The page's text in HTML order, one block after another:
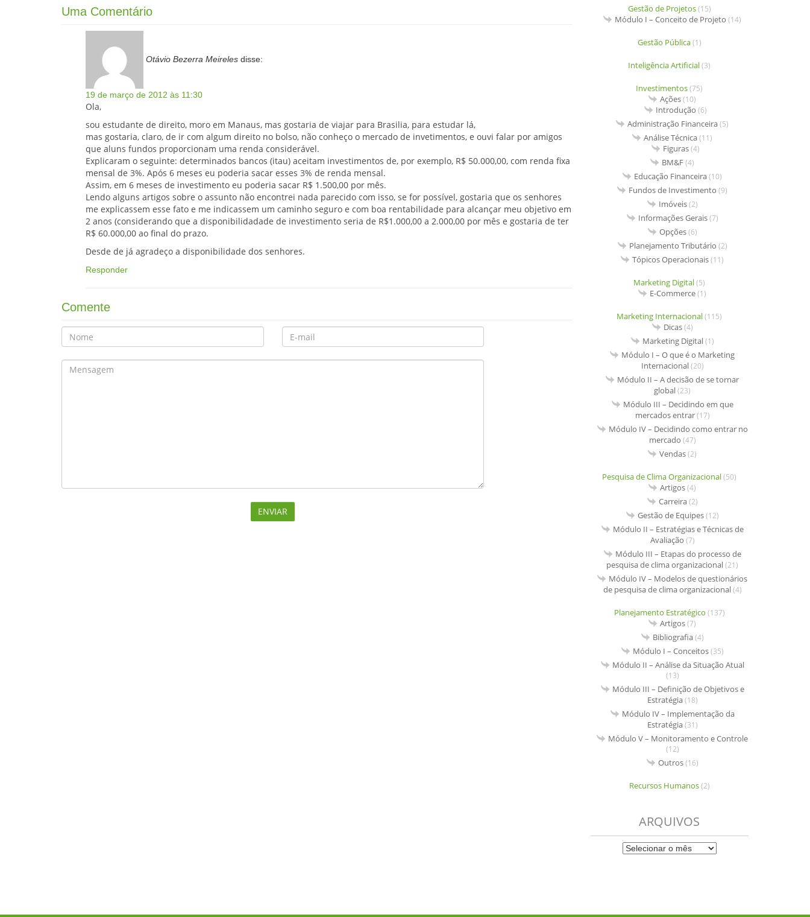
Uma Comentário
Otávio Bezerra Meireles disse:
19 de março de 2012 às 11:30
Ola,
sou estudante de direito, moro em Manaus, mas gostaria de viajar para Brasilia, para estudar lá,
mas gostaria, claro, de ir com algum direito no bolso, não conheço o mercado de invetimentos, e ouvi falar por amigos
que aluns fundos proporcionam uma renda considerável.
Explicaram o seguinte: determinados bancos (itau) aceitam investimentos de, por exemplo, R$ 50.000,00, com renda fixa
mensal de 3%. Após 6 meses eu poderia sacar esses 3% de renda mensal.
Assim, em 6 meses de investimento eu poderia sacar R$ 1.500,00 por mês.
Lendo alguns artigos sobre o assunto não encontrei nada parecido com isso, se for possível, gostaria que os senhores
me explicassem esse fato e me indicassem um caminho seguro e com boa rentabilidade para alcançar meu objetivo em
2 anos (considerando que a disponibilidadade de investimento seria de R$1.000,00 a 2.000,00 por mês e gostaria de ter
R$ 60.000,00 ao final do prazo.
Desde de já agradeço a disponibilidade dos senhores.
Responder
Comente
Gestão de Projetos(15)
Módulo I – Conceito de Projeto (14)
Gestão Pública(1)
Inteligência Artificial(3)
Investimentos(75)
Ações(10)
Introdução (6)
Administração Financeira(5)
Análise Técnica(11)
Figuras(4)
BM&F(4)
Educação Financeira(10)
Fundos de Investimento (9)
Imóveis(2)
Informações Gerais(7)
Opções(6)
Planejamento Tributário (2)
Tópicos Operacionais(11)
Marketing Digital(5)
E-Commerce(1)
Marketing Internacional(115)
Dicas(4)
Marketing Digital(1)
Módulo I – O que é o Marketing
Internacional(20)
Módulo II – A decisão de se tornar
global(23)
Módulo III – Decidindo em que
mercados entrar(17)
Módulo IV – Decidindo como entrar no
mercado (47)
Vendas(2)
Pesquisa de Clima Organizacional(50)
Artigos(4)
Carreira(2)
Gestão de Equipes(12)
Módulo II – Estratégias e Técnicas de
Avaliação (7)
Módulo III – Etapas do processo de
pesquisa de clima organizacional(21)
Módulo IV – Modelos de questionários
de pesquisa de clima organizacional(4)
Planejamento Estratégico (137)
Artigos(7)
Bibliografia(4)
Módulo I – Conceitos(35)
Módulo II – Análise da Situação Atual
(13)
Módulo III – Definição de Objetivos e
Estratégia(18)
Módulo IV – Implementação da
Estratégia(31)
Módulo V – Monitoramento e Controle
(12)
Outros(16)
Recursos Humanos(2)
ARQUIVOS